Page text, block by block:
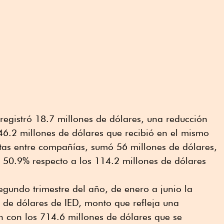
18.7 millones de dólares, una reducción
millones de dólares que recibió en el mismo
entre compañías, sumó 56 millones de dólares,
respecto a los 114.2 millones de dólares
trimestre del año, de enero a junio la
dólares de IED, monto que refleja una
con los 714.6 millones de dólares que se